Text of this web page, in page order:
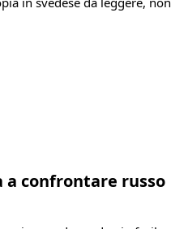
a confrontare russo